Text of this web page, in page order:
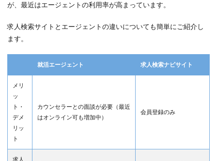
が、最近はエージェントの利用率が高まっています。
求人検索サイトとエージェントの違いについても簡単にご紹介し
ます。
就活エージェント 求人検索ナビサイト
メリ
ッ
ト・
デメ
リッ
ト
カウンセラーとの面談が必要（最近
はオンライン可も増加中）
会員登録のみ
求人